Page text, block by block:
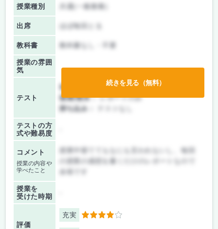
授業種別 共通(一般教養)
出席 ほぼ毎回とる
教科書 教科書なし・不要
授業の雰囲
気
テスト
前期/中間：
テスト・レポート両方なし
後期/期末：レポートのみ
持ち込み：
テストの方
式や難易度
コメント
授業の内容や
学べたこと
授業中寝ててもなにも言われないし、毎回
の授業の感想を書くだけのレポートなので
授業を
受けた時期
評価
充実 4
続きを見る（無料）